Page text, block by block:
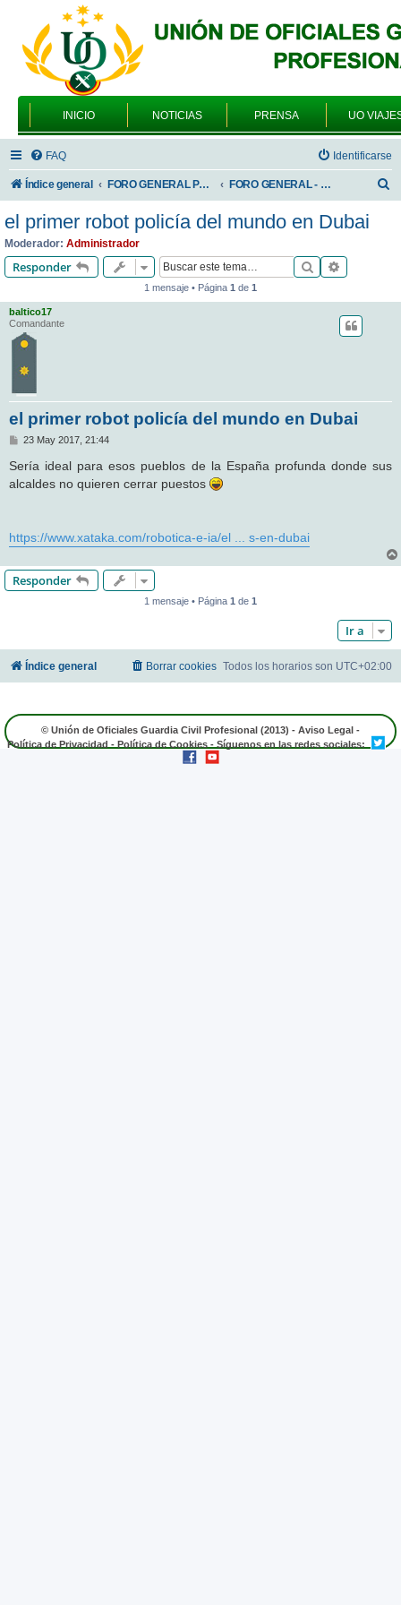
INICIO NOTICIAS PRENSA UO
FAQ Identificarse
Índice general FORO GENERAL PARA TODOS LOS USUARIOS FORO GENERAL - VARIEDADES
r
el primer robot policía del mundo en Dubai
Moderador: Administrador
Responder Buscar
1 mensaje • Página 1 de 1
baltico17
Comandante
el primer robot policía del mundo en Dubai
M
n
s
a
23 May 2017, 21:44
Sería ideal para esos pueblos de la España profunda donde sus
alcaldes no quieren cerrar puestos
https://www.xataka.com/robotica-e-ia/el ... s-en-dubai
Responder
1 mensaje • Página 1 de 1
Ir a
Índice general Todos los horarios son UTC+02:00
Borrar cookies
© Unión de Oficiales Guardia Civil Profesional (2013) - Aviso Legal -
Política de Privacidad - Política de Cookies - Síguenos en las redes sociales: